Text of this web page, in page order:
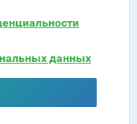
данных